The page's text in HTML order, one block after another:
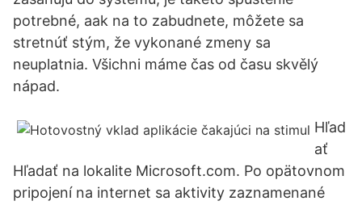
potrebné, aak na to zabudnete, môžete sa
stretnúť stým, že vykonané zmeny sa
neuplatnia. Všichni máme čas od času skvělý
nápad.
Hľad
ať
Hľadať na lokalite Microsoft.com. Po opätovnom
pripojení na internet sa aktivity zaznamenané